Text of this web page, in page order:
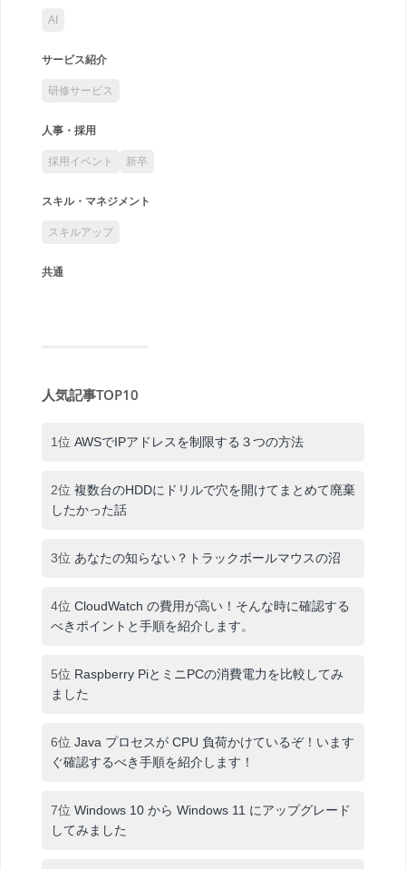
AI
サービス紹介
研修サービス
人事・採用
採用イベント 新卒
スキル・マネジメント
スキルアップ
共通
人気記事TOP10
1位 AWSでIPアドレスを制限する３つの方法
2位 複数台のHDDにドリルで穴を開けてまとめて廃棄
したかった話
3位 あなたの知らない？トラックボールマウスの沼
4位 CloudWatch の費用が高い！そんな時に確認する
べきポイントと手順を紹介します。
5位 Raspberry PiとミニPCの消費電力を比較してみ
ました
6位 Java プロセスが CPU 負荷かけているぞ！います
ぐ確認するべき手順を紹介します！
7位 Windows 10 から Windows 11 にアップグレード
してみました